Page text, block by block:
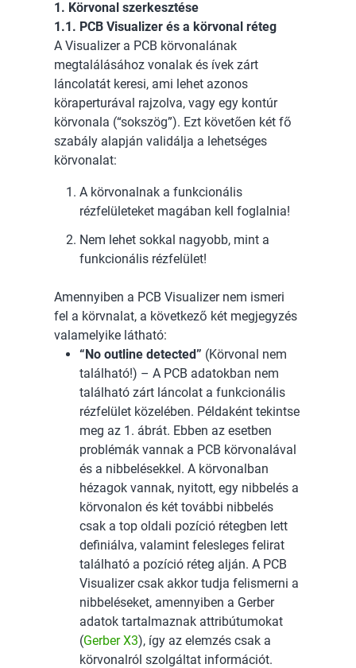
1. Körvonal szerkesztése
1.1. PCB Visualizer és a körvonal réteg
A Visualizer a PCB körvonalának
megtalálásához vonalak és ívek zárt
láncolatát keresi, ami lehet azonos
köraperturával rajzolva, vagy egy kontúr
körvonala (“sokszög”). Ezt követően két fő
szabály alapján validálja a lehetséges
körvonalat:
A körvonalnak a funkcionális
rézfelületeket magában kell foglalnia!
Nem lehet sokkal nagyobb, mint a
funkcionális rézfelület!
Amennyiben a PCB Visualizer nem ismeri
fel a körvnalat, a következő két megjegyzés
valamelyike látható:
“No outline detected” (Körvonal nem
található!) – A PCB adatokban nem
található zárt láncolat a funkcionális
rézfelület közelében. Példaként tekintse
meg az 1. ábrát. Ebben az esetben
problémák vannak a PCB körvonalával
és a nibbelésekkel. A körvonalban
hézagok vannak, nyitott, egy nibbelés a
körvonalon és két további nibbelés
csak a top oldali pozíció rétegben lett
definiálva, valamint felesleges felirat
található a pozíció réteg alján. A PCB
Visualizer csak akkor tudja felismerni a
nibbeléseket, amennyiben a Gerber
adatok tartalmaznak attribútumokat
(Gerber X3), így az elemzés csak a
körvonalról szolgáltat információt.